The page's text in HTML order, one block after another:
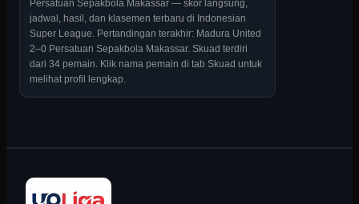
Persatuan Sepakbola Makassar — skor langsung,
jadwal, hasil, dan klasemen terbaru di Indonesian
Super League. Pertandingan terakhir: Madura United
2–0 Persatuan Sepakbola Makassar. Skuad terdiri
dari 34 pemain. Klik nama pemain di tab Skuad untuk
melihat profil lengkap.